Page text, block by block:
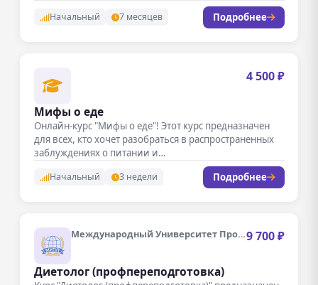
Начальный 7 месяцев Подробнее
4 500 ₽
Мифы о еде
Онлайн-курс "Мифы о еде"! Этот курс предназначен
для всех, кто хочет разобраться в распространенных
заблуждениях о питании и…
Начальный 3 недели Подробнее
Международный Университет Профессиональной Переподготовки9 700 ₽
Диетолог (профпереподготовка)